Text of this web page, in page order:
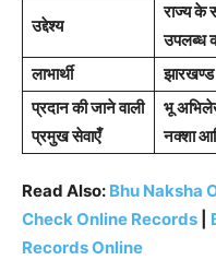
उद्देश्य
राज्य के
उपलब्ध
लाभार्थी
प्रदान की जाने वाली
प्रमुख सेवाएँ
भू
नक्शा
Read Also: Bhu Naksha
Check Online Records
Records Online